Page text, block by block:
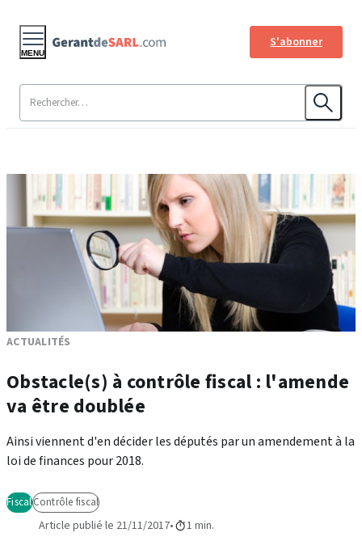
S'abonner
MENU
ACTUALITÉS
Obstacle(s) à contrôle fiscal : l'amende
va être doublée
Ainsi viennent d'en décider les députés par un amendement à la
loi de finances pour 2018.
FiscalContrôle fiscal
Article publié le 21/11/2017 1 min.